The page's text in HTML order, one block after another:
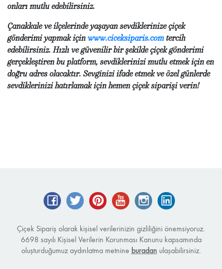
onları mutlu edebilirsiniz.
Çanakkale ve ilçelerinde yaşayan sevdiklerinize çiçek
gönderimi yapmak için www.ciceksiparis.com tercih
edebilirsiniz. Hızlı ve güvenilir bir şekilde çiçek gönderimi
gerçekleştiren bu platform, sevdiklerinizi mutlu etmek için en
doğru adres olacaktır. Sevginizi ifade etmek ve özel günlerde
sevdiklerinizi hatırlamak için hemen çiçek siparişi verin!
FacebookTwitter Pinterest YouTube Instagram
Çiçek Sipariş olarak kişisel verilerinizin gizliliğini önemsiyoruz.
6698 sayılı Kişisel Verilerin Korunması Kanunu kapsamında
oluşturduğumuz aydınlatma metnine buradan ulaşabilirsiniz.